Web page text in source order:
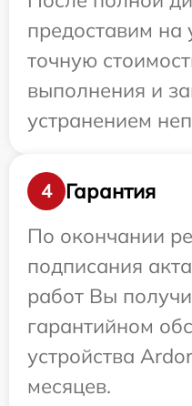
предоставим на
точную
выполнения и
устранением
4
Гарантия
По окончании
подписания
работ Вы
гарантийном
устройства
месяцев.